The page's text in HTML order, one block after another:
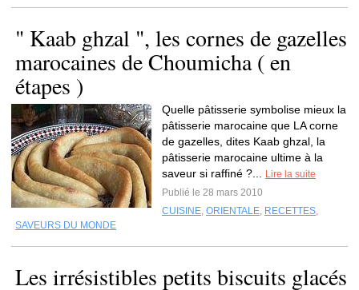
" Kaab ghzal ", les cornes de gazelles
marocaines de Choumicha ( en
étapes )
Quelle pâtisserie symbolise mieux la
pâtisserie marocaine que LA corne
de gazelles, dites Kaab ghzal, la
pâtisserie marocaine ultime à la
saveur si raffiné ?...
Lire la suite
Publié le 28 mars 2010
CUISINE, ORIENTALE, RECETTES,
SAVEURS DU MONDE
Les irrésistibles petits biscuits glacés